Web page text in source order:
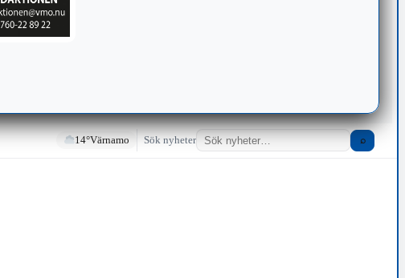
14°Värnamo Sök nyheter ⌕